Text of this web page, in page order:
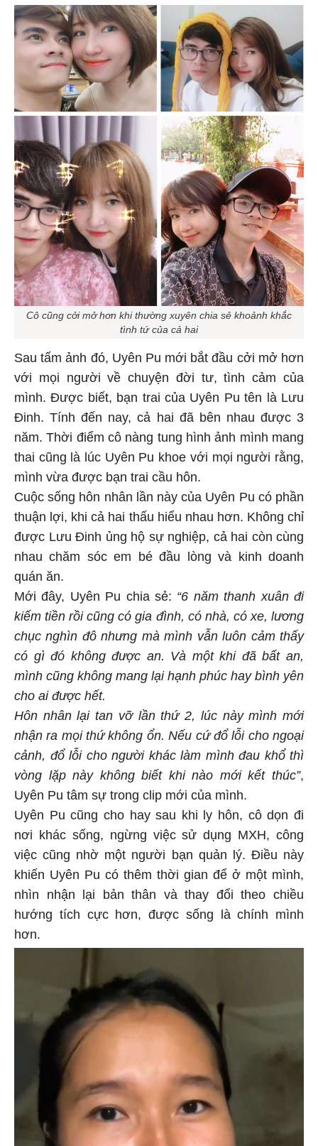
Cô cũng cởi mở hơn khi thường xuyên chia sẻ khoảnh khắc
tình tứ của cả hai
Sau tấm ảnh đó, Uyên Pu mới bắt đầu cởi mở hơn
với mọi người về chuyện đời tư, tình cảm của
mình. Được biết, bạn trai của Uyên Pu tên là Lưu
Đinh. Tính đến nay, cả hai đã bên nhau được 3
năm. Thời điểm cô nàng tung hình ảnh mình mang
thai cũng là lúc Uyên Pu khoe với mọi người rằng,
mình vừa được bạn trai cầu hôn.
Cuộc sống hôn nhân lần này của Uyên Pu có phần
thuận lợi, khi cả hai thấu hiểu nhau hơn. Không chỉ
được Lưu Đinh ủng hộ sự nghiệp, cả hai còn cùng
nhau chăm sóc em bé đầu lòng và kinh doanh
quán ăn.
Mới đây, Uyên Pu chia sẻ: “6 năm thanh xuân đi
kiếm tiền rồi cũng có gia đình, có nhà, có xe, lương
chục nghìn đô nhưng mà mình vẫn luôn cảm thấy
có gì đó không được an. Và một khi đã bất an,
mình cũng không mang lại hạnh phúc hay bình yên
cho ai được hết.
Hôn nhân lại tan vỡ lần thứ 2, lúc này mình mới
nhận ra mọi thứ không ổn. Nếu cứ đổ lỗi cho ngoại
cảnh, đổ lỗi cho người khác làm mình đau khổ thì
vòng lặp này không biết khi nào mới kết thúc”,
Uyên Pu tâm sự trong clip mới của mình.
Uyên Pu cũng cho hay sau khi ly hôn, cô dọn đi
nơi khác sống, ngừng việc sử dụng MXH, công
việc cũng nhờ một người bạn quản lý. Điều này
khiến Uyên Pu có thêm thời gian để ở một mình,
nhìn nhận lại bản thân và thay đổi theo chiều
hướng tích cực hơn, được sống là chính mình
hơn.